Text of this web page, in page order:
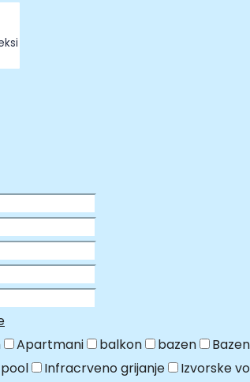
Apartmani balkon bazen
Infracrveno grijanje Izvorske